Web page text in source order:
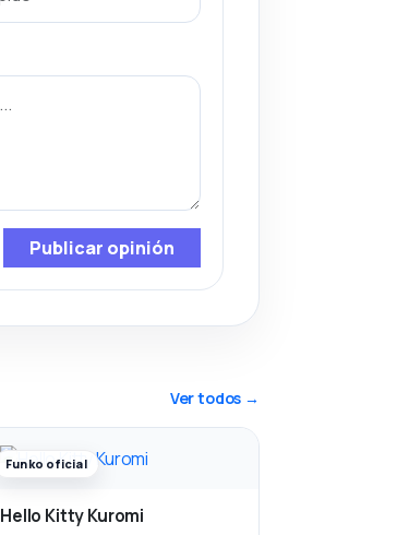
Publicar opinión
Ver todos →
Funko oficial
Hello Kitty Kuromi